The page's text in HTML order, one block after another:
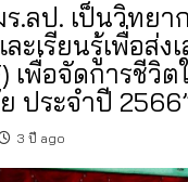
.ลป. เป็นวิทยา
ละเรียนรู้เพื่อส่ง
เพื่อจัดการชีวิต
ประจำปี
3 ปี ago